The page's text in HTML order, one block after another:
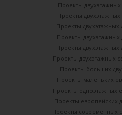
Проекты
Проекты
Проекты двухэтажных
Проекты двухэтажных
Проекты двухэтажных
Проекты двухэтажных
Проекты больших
Проекты маленьких
Проекты одноэтажных
Проекты европейских
Проекты современных